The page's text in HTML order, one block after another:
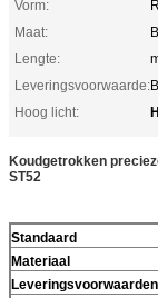
Vorm:
Maat:
Lengte:
Leveringsvoorwaarde:
Hoog licht:
Koudgetrokken
ST52
Standaard
Materiaal
Leveringsvoorwaarden